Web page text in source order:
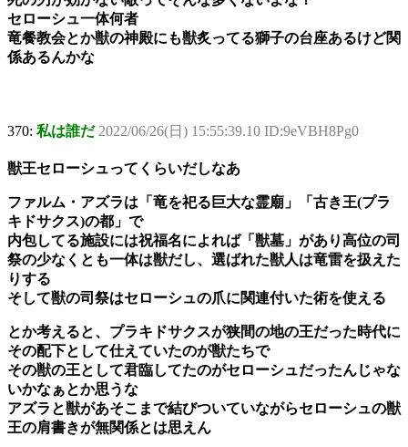
セローシュ一体何者
竜餐教会とか獣の神殿にも獣炙ってる獅子の台座あるけど関
係あるんかな
370: 私は誰だ 2022/06/26(日) 15:55:39.10 ID:9eVBH8Pg0
獣王セローシュってくらいだしなあ
ファルム・アズラは「竜を祀る巨大な霊廟」「古き王(プラ
キドサクス)の都」で
内包してる施設には祝福名によれば「獣墓」があり高位の司
祭の少なくとも一体は獣だし、選ばれた獣人は竜雷を扱えた
りする
そして獣の司祭はセローシュの爪に関連付いた術を使える
とか考えると、プラキドサクスが狭間の地の王だった時代に
その配下として仕えていたのが獣たちで
その獣の王として君臨してたのがセローシュだったんじゃな
いかなぁとか思うな
アズラと獣があそこまで結びついていながらセローシュの獣
王の肩書きが無関係とは思えん